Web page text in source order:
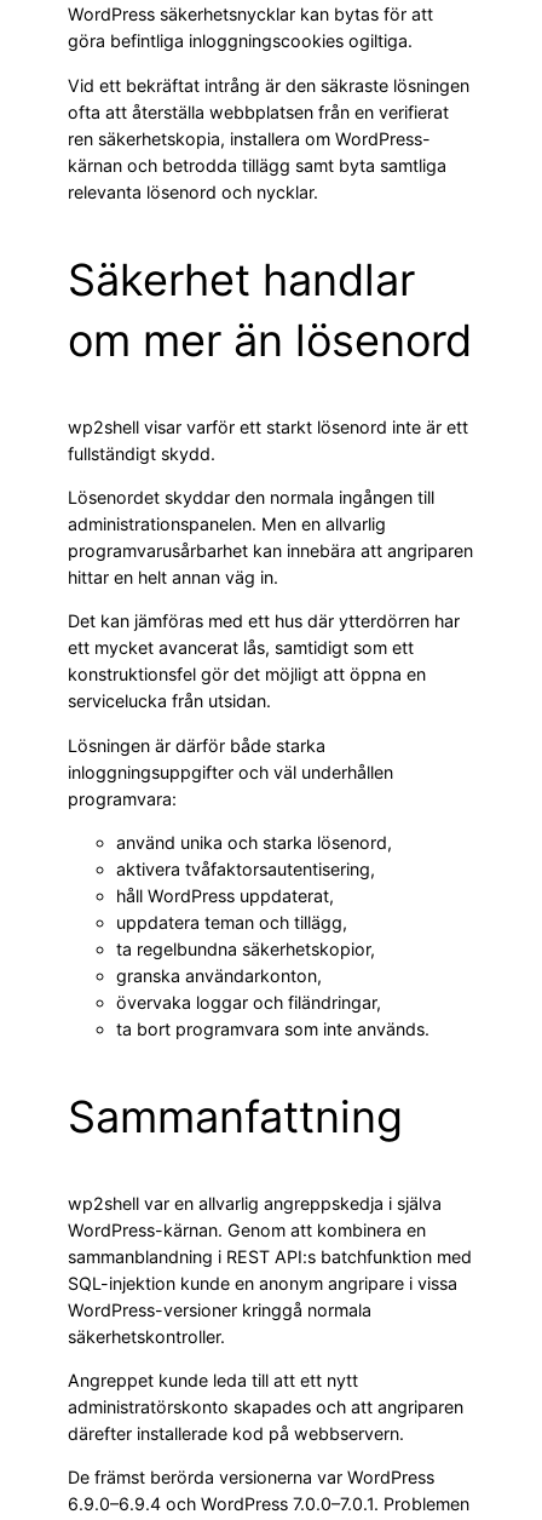
WordPress säkerhetsnycklar kan bytas för att
göra befintliga inloggningscookies ogiltiga.
Vid ett bekräftat intrång är den säkraste lösningen
ofta att återställa webbplatsen från en verifierat
ren säkerhetskopia, installera om WordPress-
kärnan och betrodda tillägg samt byta samtliga
relevanta lösenord och nycklar.
Säkerhet handlar
om mer än lösenord
wp2shell visar varför ett starkt lösenord inte är ett
fullständigt skydd.
Lösenordet skyddar den normala ingången till
administrationspanelen. Men en allvarlig
programvarusårbarhet kan innebära att angriparen
hittar en helt annan väg in.
Det kan jämföras med ett hus där ytterdörren har
ett mycket avancerat lås, samtidigt som ett
konstruktionsfel gör det möjligt att öppna en
servicelucka från utsidan.
Lösningen är därför både starka
inloggningsuppgifter och väl underhållen
programvara:
använd unika och starka lösenord,
aktivera tvåfaktorsautentisering,
håll WordPress uppdaterat,
uppdatera teman och tillägg,
ta regelbundna säkerhetskopior,
granska användarkonton,
övervaka loggar och filändringar,
ta bort programvara som inte används.
Sammanfattning
wp2shell var en allvarlig angreppskedja i själva
WordPress-kärnan. Genom att kombinera en
sammanblandning i REST API:s batchfunktion med
SQL-injektion kunde en anonym angripare i vissa
WordPress-versioner kringgå normala
säkerhetskontroller.
Angreppet kunde leda till att ett nytt
administratörskonto skapades och att angriparen
därefter installerade kod på webbservern.
De främst berörda versionerna var WordPress
6.9.0–6.9.4 och WordPress 7.0.0–7.0.1. Problemen